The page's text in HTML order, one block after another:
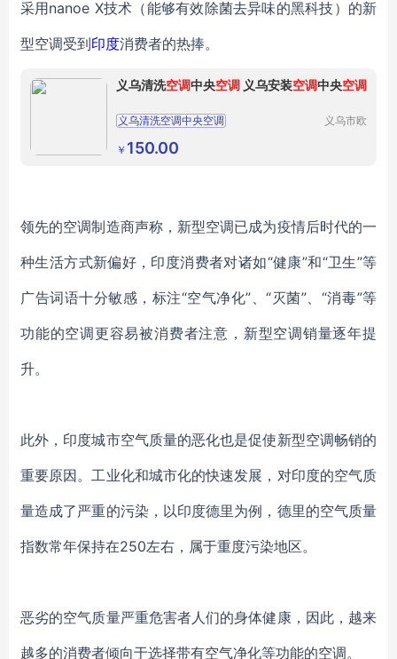
采用nanoe X技术 （能够有效除菌去异味的黑科技） 的新
型空调受到印度消费者的热捧。
义乌清洗空调中央空调 义乌安装空调中央空调
义乌清洗空调中央空调
义乌安装空调中央空调
义乌安装中央空调上门
义乌市欧
￥ 150.00
领先的空调制造商声称， 新型空调已成为疫情后时代的一
种生活方式新偏好， 印度消费者对诸如“健康”和“卫生”等
广告词语十分敏感 ， 标注“空气净化”、“灭菌”、“消毒”等
功能的空调更容易被消费者注意，新型空调销量逐年提
升。
此外，印度城市空气质量的恶化也是促使新型空调畅销的
重要原因。工业化和城市化的快速发展，对印度的空气质
量造成了严重的污染，以印度德里为例，德里的空气质量
指数常年保持在250左右，属于重度污染地区。
恶劣的空气质量严重危害者人们的身体健康，因此，越来
越多的消费者倾向于选择带有空气净化等功能的空调。